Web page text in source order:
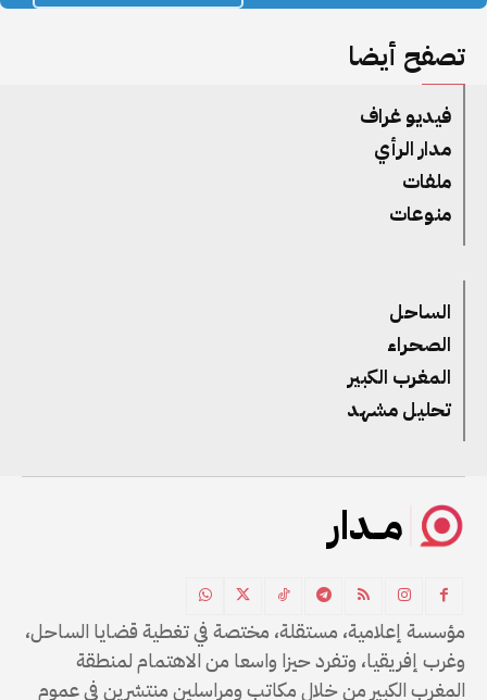
تصفح أيضا
فيديو غراف
مدار الرأي
ملفات
منوعات
الساحل
الصحراء
المغرب الكبير
تحليل مشهد
مــدار
مؤسسة إعلامية، مستقلة، مختصة في تغطية قضايا الساحل،
وغرب إفريقيا، وتفرد حيزا واسعا من الاهتمام لمنطقة
المغرب الكبير من خلال مكاتب ومراسلين منتشرين في عموم